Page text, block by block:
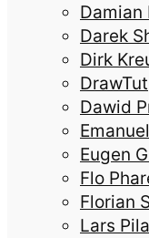
Damian
Darek
Dirk
DrawTut
Dawid
Eugen
Flo
Florian
Lars